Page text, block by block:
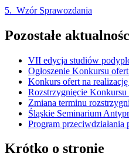
5. Wzór Sprawozdania
Pozostałe
VII edycja studiów
Ogłoszenie Konkursu
Konkurs ofert na
Rozstrzygnięcie
Zmiana terminu
Śląskie Seminarium
Program
Krótko o stronie